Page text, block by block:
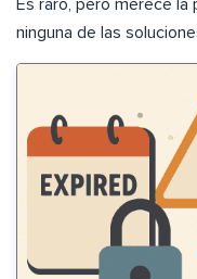
Es raro, pero merece la
ninguna de las